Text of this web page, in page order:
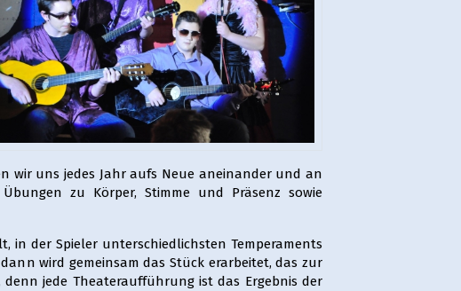
wir uns jedes Jahr aufs Neue aneinander und an
zu Körper, Stimme und Präsenz sowie
in der Spieler unterschiedlichsten Temperaments
wird gemeinsam das Stück erarbeitet, das zur
jede Theateraufführung ist das Ergebnis der